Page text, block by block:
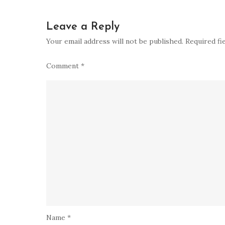
Leave a Reply
Your email address will not be published. Required
Comment *
Name *